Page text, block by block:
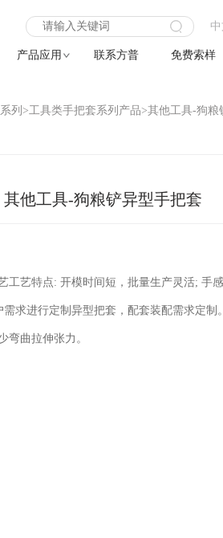
产品应用 联系方普 免费索样
列>工具类手把套系列产品>其他工具-狗粮
其他工具-狗粮铲异型手把套
工艺特点: 开模时间短，批量生产灵活; 手
需求进行定制异型把套，配套装配需求定制
弯曲拉伸张力。